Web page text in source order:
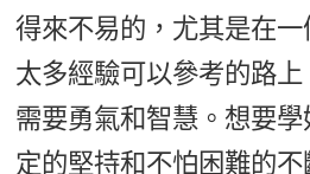
得來不易的，尤其是在
太多經驗可以參考的路
需要勇氣和智慧。想要
定的堅持和不怕困難的